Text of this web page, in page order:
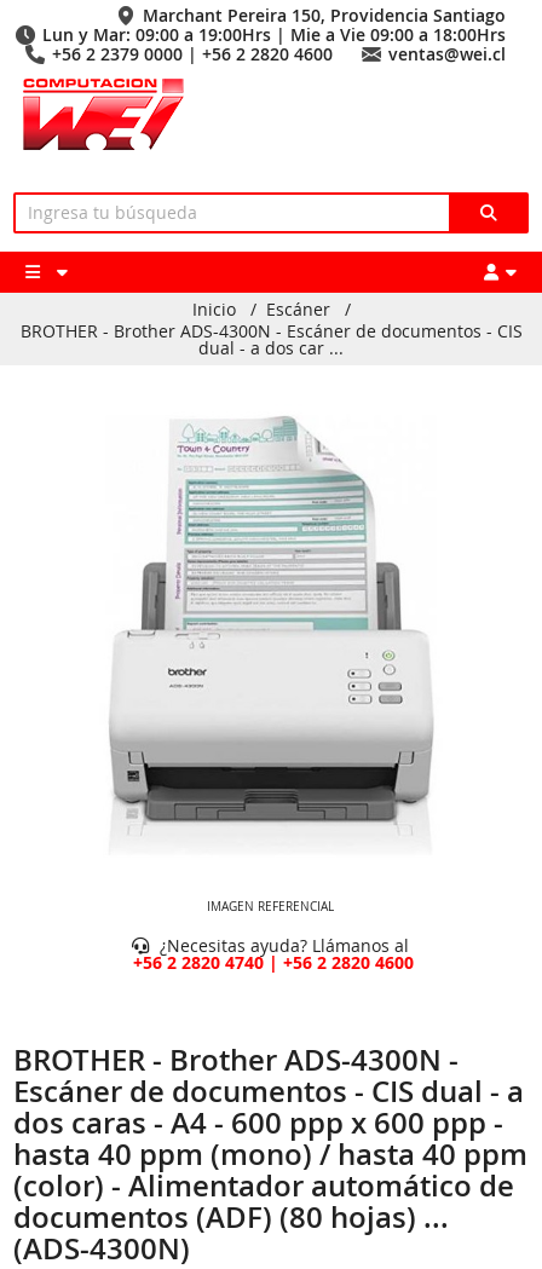
Marchant Pereira 150, Providencia Santiago
Lun y Mar: 09:00 a 19:00Hrs | Mie a Vie 09:00 a 18:00Hrs
+56 2 2379 0000 | +56 2 2820 4600
ventas@wei.cl
Inicio / Escáner
/
BROTHER - Brother ADS-4300N - Escáner de documentos - CIS
dual - a dos car ...
IMAGEN REFERENCIAL
¿Necesitas ayuda? Llámanos al
+56 2 2820 4740 | +56 2 2820 4600
BROTHER - Brother ADS-4300N -
Escáner de documentos - CIS dual - a
dos caras - A4 - 600 ppp x 600 ppp -
hasta 40 ppm (mono) / hasta 40 ppm
(color) - Alimentador automático de
documentos (ADF) (80 hojas) ...
(ADS-4300N)